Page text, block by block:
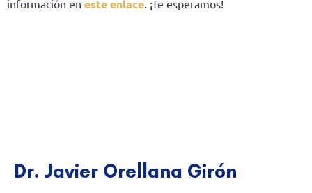
información en este enlace. ¡Te esperamos!
Dr. Javier Orellana Girón